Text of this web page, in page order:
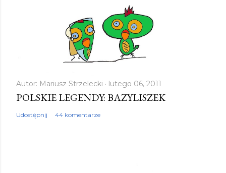
Autor: Mariusz Strzelecki lutego 06, 2011
POLSKIE LEGENDY: BAZYLISZEK
Udostępnij 44 komentarze